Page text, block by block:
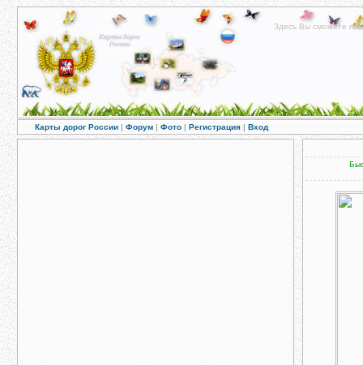
Здесь Вы сможете
Карты дорог России | Форум | Фото | Регистрация | Вход